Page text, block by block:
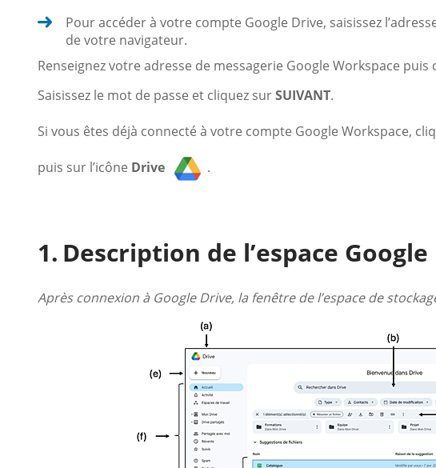
Pour accéder à votre compte Google Drive, saisissez
de votre navigateur.
Renseignez votre adresse de messagerie Google Workspace puis
Saisissez le mot de passe et cliquez surSUIVANT.
Si vous êtes déjà connecté à votre compte Google Workspace,
puis sur l’icône Drive .
Description de l’espace
Après connexion à Google Drive, la fenêtre de l’espace de